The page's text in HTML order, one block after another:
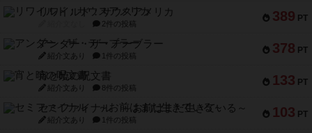
389 PT
リワイルド：サウスアメリカ
2件の投稿
378 PT
アンダー・ザ・テーブラー
紹介文あり 1件の投稿
133 PT
宵と暁の呪文書
紹介文あり 8件の投稿
103 PT
セミファイナル ～お前はまだ生きている～
紹介文あり 1件の投稿